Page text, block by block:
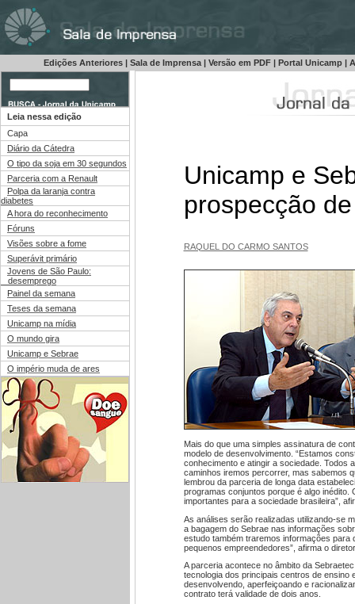
Edições Anteriores | Sala de Imprensa | Versão em PDF | Portal Unicamp |
Leia nessa edição
Capa
Diário da Cátedra
O tipo da soja em 30 segundos
Parceria com a Renault
Polpa da laranja contra
diabetes
A hora do reconhecimento
Fóruns
Visões sobre a fome
Superávit primário
Jovens de São Paulo:
desemprego
Painel da semana
Teses da semana
Unicamp na mídia
O mundo gira
Unicamp e Sebrae
O império muda de ares
Unicamp e
prospecção
RAQUEL DO CARMO SANTOS
Mais do que uma simples assinatura de
modelo de desenvolvimento. “Estamos
conhecimento e atingir a sociedade. Todos
caminhos iremos percorrer, mas sabemos
lembrou da parceria de longa data
programas conjuntos porque é algo inédito.
importantes para a sociedade brasileira”,
As análises serão realizadas utilizando-se
a bagagem do Sebrae nas informações
estudo também traremos informações para
pequenos empreendedores”, afirma o
A parceria acontece no âmbito da
tecnologia dos principais centros de ensino
desenvolvendo, aperfeiçoando e
contrato terá validade de dois anos.